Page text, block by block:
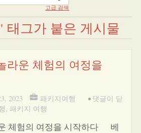
고급 검색
태그가 붙은 게시물
라운 체험의 여정을
2023 패키지여행 • 댓글이 닫
, 패키지 여행
체험의 여정을 시작하다 베